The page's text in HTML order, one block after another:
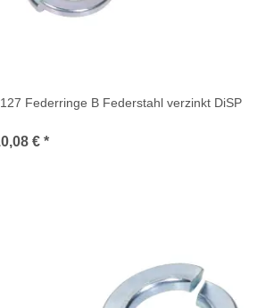
Federringe B Federstahl verzinkt DiSP
€ *